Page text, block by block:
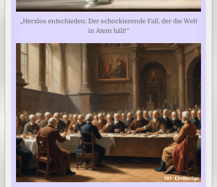
„Herzlos entschieden: Der schockierende Fall, der die Welt
in Atem hält!“